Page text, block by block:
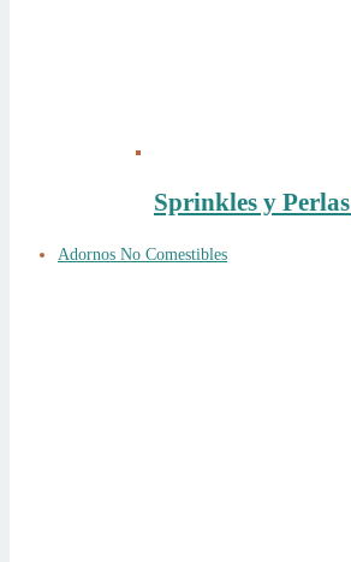
Sprinkles y Perlas
Adornos No Comestibles